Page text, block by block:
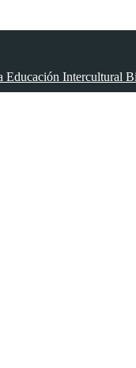
Educación Intercultural